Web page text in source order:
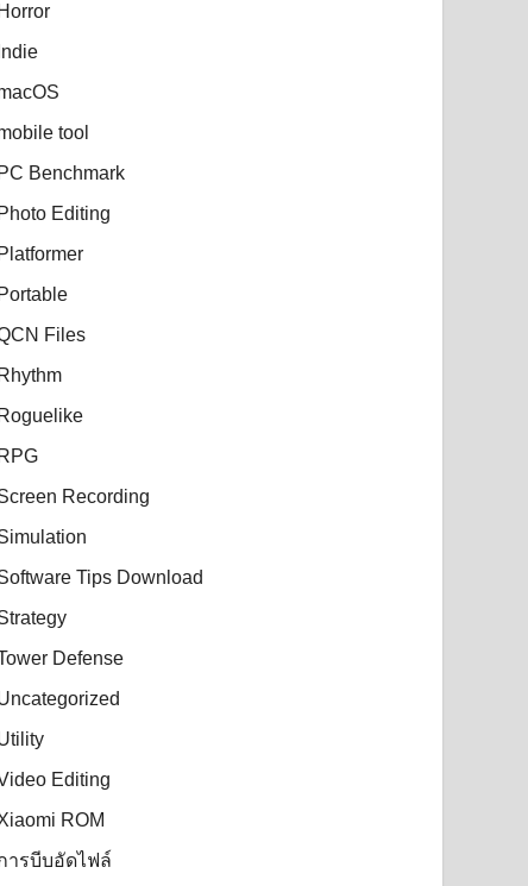
Horror
Indie
tool
PC Benchmark
Photo Editing
Platformer
Portable
Files
Rhythm
Roguelike
RPG
Recording
Tips Download
Defense
Editing
ROM
ารบีบอัดไฟล์